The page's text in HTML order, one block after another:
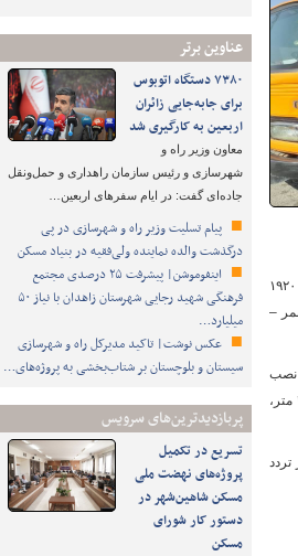
عناوین برتر
۷۳۸۰ دستگاه اتوبوس
برای جابه‌جایی زائران
اربعین به‌ کارگیری شد
معاون وزیر راه و
شهرسازی و رئیس سازمان راهداری و حمل‌ونقل
جاده‌ای گفت: در ایام سفرهای اربعین…
پیام تسلیت وزیر راه و شهرسازی در پی
درگذشت والده نماینده ولی‌فقیه در بنیاد مسکن
اینفوموشن| پیشرفت ۲۵ درصدی مجتمع
فرهنگی شهید رجایی شهرستان زاهدان با نیاز ۵۰
میلیارد…
عکس نوشت| تاکید مدیرکل راه و شهرسازی
سیستان و بلوچستان بر شتاب‌بخشی به پروژه‌های…
پربازدیدترین‌های سرویس
تسریع در تکمیل
پروژه‌های نهضت ملی
مسکن شاهین‌شهر در
دستور کار شورای
مسکن
وی ادامه داد: ۱۰۹۰ متر مربع لکه گیری هندسی، ۱۲۵ تن آسفالت سرد مصرفی، خاکبرداری و خاکریزی در سطح حوزه استحفاظی به میزان ۱۹۲۰
۲ متری در محور کاشمر –
سرعتکاه در محور های فرعی و روستایی، نصب علائم ۹۶ عدد، نصب
چراغ چشمک زن ۲ عدد، رنگ آمیزی سرعتکاه ۶۵۱ متر مربع، نصب و مرمت تابلو اطلاعاتی ۱۲ مترمربع، مرمت علائم ۶۵ عدد، نصب گاردریل ۱۲ متر،